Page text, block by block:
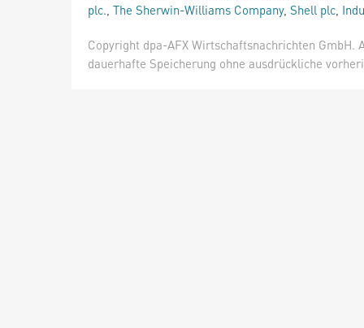
plc., The Sherwin-Williams Company, Shell plc,
Copyright dpa-AFX Wirtschaftsnachrichten
dauerhafte Speicherung ohne ausdrückliche